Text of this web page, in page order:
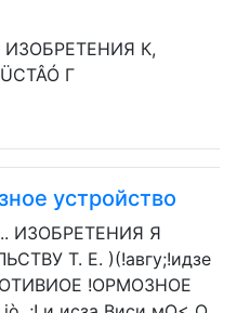
ИЗОБРЕТЕНИЯ К,
Г
устройство
ИЗОБРЕТЕНИЯ Я
T. Е. )(!авгу;!идзе
!ОРМОЗНОЕ